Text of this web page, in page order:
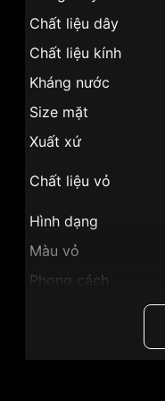
Chất liệu dây
Chất liệu kính
Kháng nước
Size mặt
Xuất xứ
Chất liệu vỏ
Hình dạng
Màu vỏ
Phong cách